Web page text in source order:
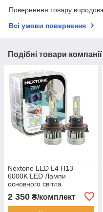
Повернення товару
Всі умови повернення
Подібні товари компанії
Nextone LED L4 H13
6000K LED Лампи
основного світла
2 350 ₴/комплект